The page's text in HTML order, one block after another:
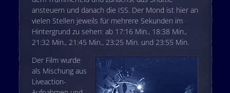
ansteuern und danach die ISS. Der Mond ist hier an
vielen Stellen jeweils für mehrere Sekunden im
Hintergrund zu sehen: ab 17:16 Min., 18:38 Min.,
21:32 Min., 21:45 Min., 23:25 Min. und 23:55 Min.
Der Film wurde
als Mischung aus
Liveaction-